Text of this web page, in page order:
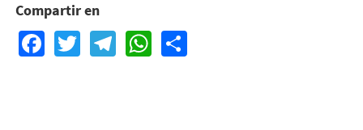
Compartir en
Facebook
TwitterTelegram
WhatsApp
Share